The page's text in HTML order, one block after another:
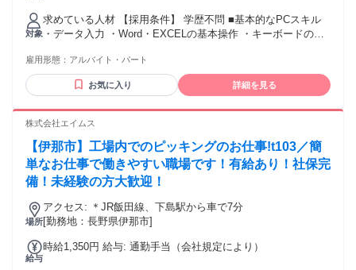
対象
求めている人材 【採用条件】 学歴不問 ■基本的なPCスキル
・データ入力 ・Word・EXCELの基本操作 ・キーボードの操
＜歓迎条件＞ ■事務職の経験 ■経理の経験
雇用形態： アルバイト・パート
お気に入り 詳細を見る
株式会社エイムス
【伊那市】工場内でのピッキングのお仕事!t103／簡
単なお仕事で働きやすい職場です！有給あり！社保完
備！未経験の方大歓迎！
場所
アクセス: ＊JR飯田線、下島駅から車で7分
[勤務地：長野県伊那市]
給与
時給1,350円 給与: 通勤手当（会社規定により）